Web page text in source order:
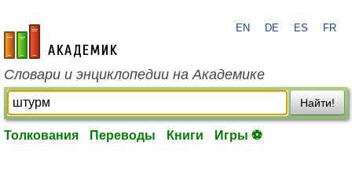
academic.ru
EN DE ES FR
Словари и энциклопедии на Академике
Найти!
Толкования Переводы Книги Игры ⚽